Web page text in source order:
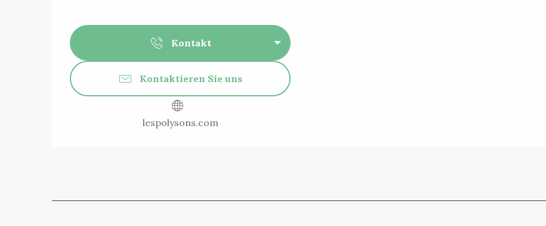
Kontakt
Kontaktieren Sie uns
lespolysons.com